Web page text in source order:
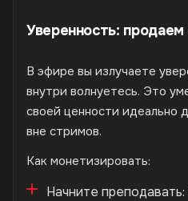
Уверенность:
В эфире вы излучаете
внутри волнуетесь. Это
своей ценности идеально
вне стримов.
Как монетизировать:
Начните преподавать: